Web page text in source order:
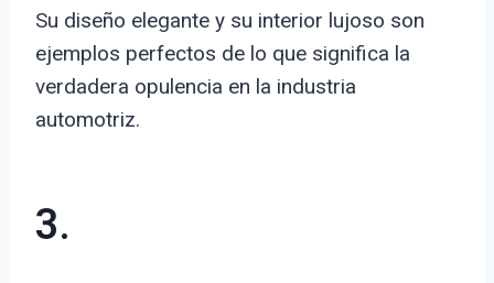
Su diseño elegante y su interior lujoso son
ejemplos perfectos de lo que significa la
verdadera opulencia en la industria
automotriz.
3.